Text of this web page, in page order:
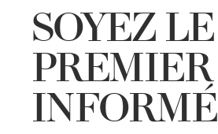
SOYEZ LE
PREMIER
INFORMÉ